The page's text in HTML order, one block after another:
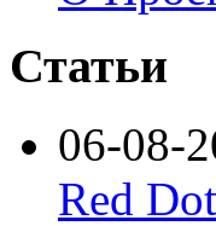
Статьи
06-08-
Red